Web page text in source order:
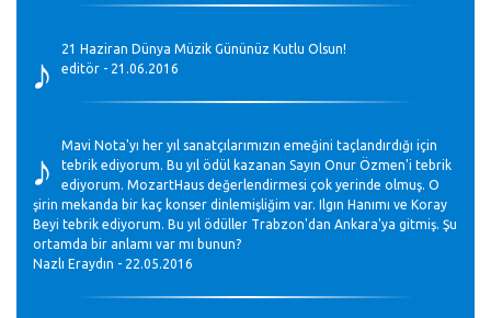
♪
21 Haziran Dünya Müzik Gününüz Kutlu Olsun!
editör - 21.06.2016
♪
Mavi Nota'yı her yıl sanatçılarımızın emeğini taçlandırdığı için
tebrik ediyorum. Bu yıl ödül kazanan Sayın Onur Özmen'i tebrik
ediyorum. MozartHaus değerlendirmesi çok yerinde olmuş. O
şirin mekanda bir kaç konser dinlemişliğim var. Ilgın Hanımı ve Koray
Beyi tebrik ediyorum. Bu yıl ödüller Trabzon'dan Ankara'ya gitmiş. Şu
ortamda bir anlamı var mı bunun?
Nazlı Eraydın - 22.05.2016